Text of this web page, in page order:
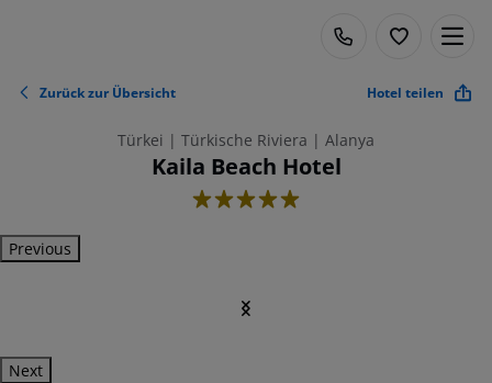
Zurück zur Übersicht Hotel teilen
Türkei | Türkische Riviera | Alanya
Kaila Beach Hotel
5
Previous
Next